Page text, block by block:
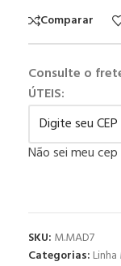
Comparar
Consulte o
ÚTEIS:
Não sei meu cep
SKU: M.MAD7
Categorias: